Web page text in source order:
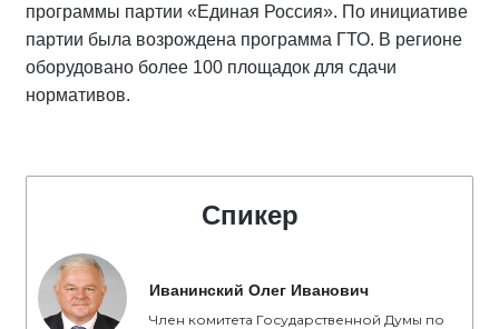
программы партии «Единая Россия». По инициативе
партии была возрождена программа ГТО. В регионе
оборудовано более 100 площадок для сдачи
нормативов.
Спикер
Иванинский Олег Иванович
Член комитета Государственной Думы по